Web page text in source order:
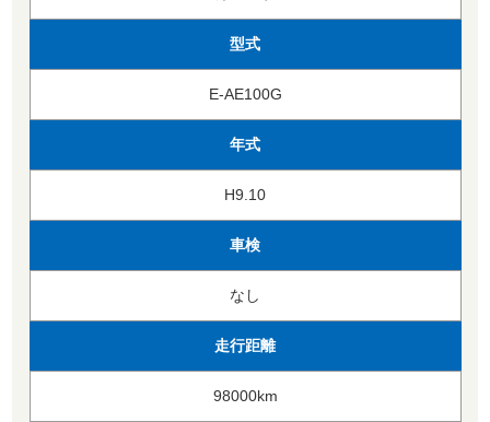
型式
E-AE100G
年式
H9.10
車検
なし
走行距離
98000km